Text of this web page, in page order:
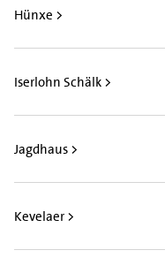
Hünxe >
Iserlohn Schälk >
Jagdhaus >
Kevelaer >